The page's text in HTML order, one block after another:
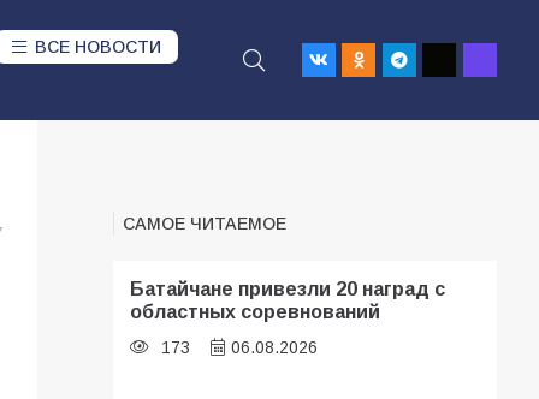
ВСЕ НОВОСТИ
САМОЕ ЧИТАЕМОЕ
Батайчане привезли 20 наград с
областных соревнований
173 06.08.2026